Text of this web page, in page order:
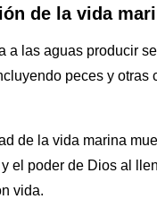
de la vida
a las aguas producir
peces y otras
de la vida marina
el poder de Dios al
vida.